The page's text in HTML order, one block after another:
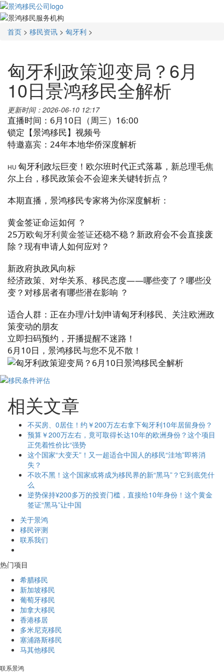
首页 > 移民资讯 > 匈牙利 >
匈牙利政策迎变局？6月
10日景鸿移民全解析
更新时间：2026-06-10 12:17
直播时间：6月10日（周三）16:00
锁定【景鸿移民】视频号
特邀嘉宾：24年本地华侨深度解析
HU 匈牙利政坛巨变！欧尔班时代正式落幕，新总理毛焦
尔上台，移民政策会不会迎来关键转折点？
本期直播，景鸿移民专家将为你深度解析：
黄金签证命运如何 ？
25万欧匈牙利黄金签证还稳不稳？新政府会不会直接废
除？现有申请人如何应对？
新政府执政风向标
经济政策、对华关系、移民态度——哪些变了？哪些没
变？对移居者有哪些潜在影响 ？
适合人群：正在办理/计划申请匈牙利移民、关注欧洲政
策变动的朋友
立即扫码预约，开播提醒不迷路！
6月10日，景鸿移民与您不见不散！
相关文章
不买房、0居住！约￥200万左右拿下匈牙利10年居留身份？
预算￥200万左右，竟可取得长达10年的欧洲身份？这个项目
正凭着性价比“强势
这个国家“大变天”！又一超适合中国人的移民“洼地”即将消
失？
不吹不黑！这个国家或将成为移民界的新“黑马”？它到底凭什
么
逆势保持¥200多万的投资门槛，直接给10年身份！这个黄金
签证“黑马”让中国
关于景鸿
移民评测
联系我们
热门项目
希腊移民
新加坡移民
葡萄牙移民
加拿大移民
香港移居
多米尼克移民
塞浦路斯移民
马其他移民
联系景鸿